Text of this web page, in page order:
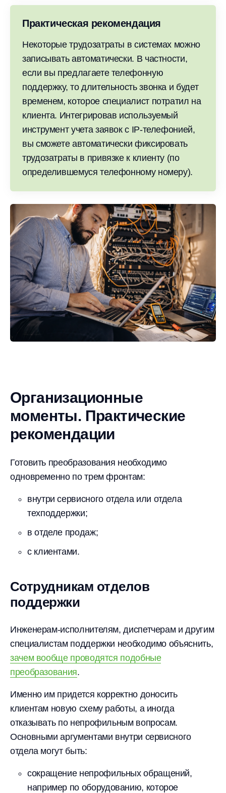
Практическая рекомендация
Некоторые трудозатраты в системах можно
записывать автоматически. В частности,
если вы предлагаете телефонную
поддержку, то длительность звонка и будет
временем, которое специалист потратил на
клиента. Интегрировав используемый
инструмент учета заявок с IP-телефонией,
вы сможете автоматически фиксировать
трудозатраты в привязке к клиенту (по
определившемуся телефонному номеру).
Организационные
моменты. Практические
рекомендации
Готовить преобразования необходимо
одновременно по трем фронтам:
внутри сервисного отдела или отдела
техподдержки;
в отделе продаж;
с клиентами.
Сотрудникам отделов
поддержки
Инженерам-исполнителям, диспетчерам и другим
специалистам поддержки необходимо объяснить,
зачем вообще проводятся подобные
преобразования.
Именно им придется корректно доносить
клиентам новую схему работы, а иногда
отказывать по непрофильным вопросам.
Основными аргументами внутри сервисного
отдела могут быть:
сокращение непрофильных обращений,
например по оборудованию, которое